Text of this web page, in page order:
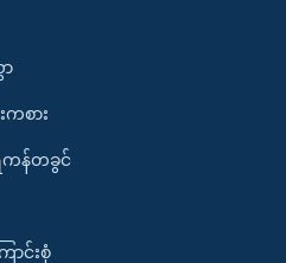
စား
န်တခွင်
ာင်းစုံ